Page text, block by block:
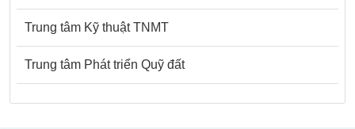
Trung tâm Kỹ thuật TNMT
Trung tâm Phát triển Quỹ đất